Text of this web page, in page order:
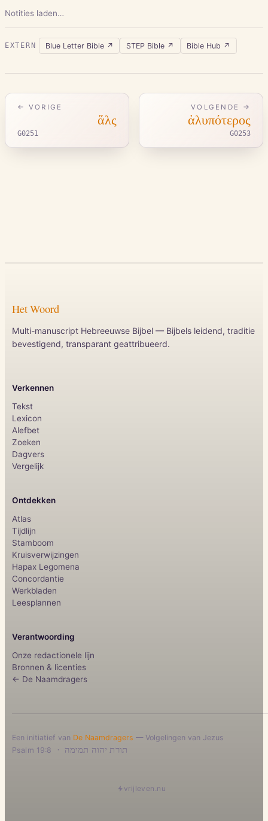
Notities laden…
EXTERN Blue Letter Bible↗ STEP Bible↗ Bible Hub ↗
← VORIGE
ἅλς
G0251
VOLGENDE →
ἀλυπότερος
G0253
Het Woord
Multi-manuscript Hebreeuwse Bijbel — Bijbels leidend, traditie
bevestigend, transparant geattribueerd.
Verkennen
Tekst
Lexicon
Alefbet
Zoeken
Dagvers
Vergelijk
Ontdekken
Atlas
Tijdlijn
Stamboom
Kruisverwijzingen
Hapax Legomena
Concordantie
Werkbladen
Leesplannen
Verantwoording
Onze redactionele lijn
Bronnen & licenties
← De Naamdragers
Een initiatief van De Naamdragers — Volgelingen van Jezus
תורת יהוה תמימה ·
Psalm 19:8
vrijleven.nu